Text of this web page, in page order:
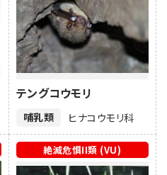
哺乳類
テングコウモリ
ヒナコウモリ科
絶滅危惧II類 (VU)